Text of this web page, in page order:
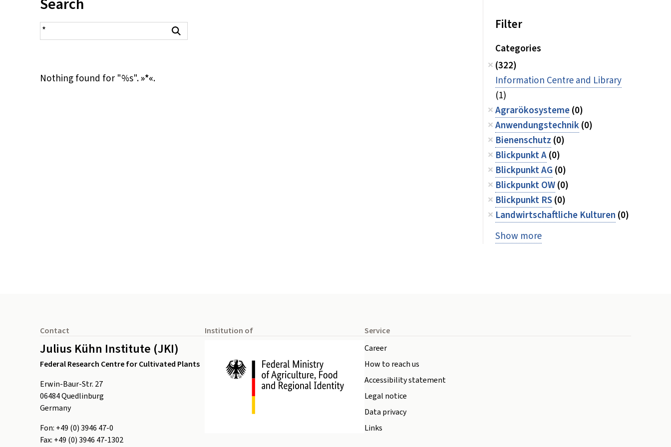
search result
Nothing found for "%s".»*«.
Filter
Categories
(322)
Information Centre and Library
(1)
Agrarökosysteme(0)
Anwendungstechnik(0)
Bienenschutz (0)
Blickpunkt A(0)
Blickpunkt AG (0)
Blickpunkt OW(0)
Blickpunkt RS(0)
Landwirtschaftliche Kulturen (0)
Show more
Contact
Julius Kühn Institute (JKI)
Federal Research Centre for Cultivated Plants
Erwin-Baur-Str. 27
06484Quedlinburg
Germany
Fon: +49 (0) 3946 47-0
Fax: +49 (0) 3946 47-1302
Institution of
Service
Career
How to reach us
Accessibility statement
Legal notice
Data privacy
Links